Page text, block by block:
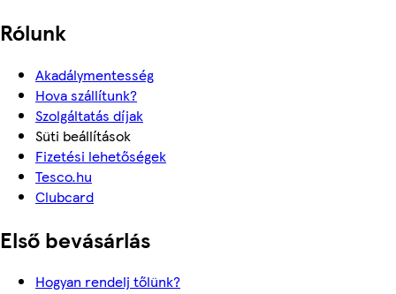
Rólunk
Akadálymentesség
Hova szállítunk?
Szolgáltatás díjak
Süti beállítások
Fizetési lehetőségek
Tesco.hu
Clubcard
Első bevásárlás
Hogyan rendelj tőlünk?